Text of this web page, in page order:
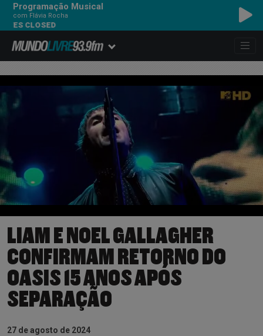
Programação Musical
com Flávia Rocha
IMAGINE DRAGONS -
LIAM E NOEL GALLAGHER
CONFIRMAM RETORNO DO
OASIS 15 ANOS APÓS
SEPARAÇÃO
27 de agosto de 2024